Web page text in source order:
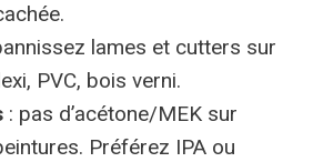
lames et cutters sur
PVC, bois verni.
: pas d’acétone/MEK sur
Préférez IPA ou